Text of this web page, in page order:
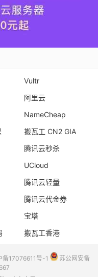
Vultr
阿里云
NameCheap
搬瓦工 CN2 GIA
腾讯云秒杀
UCloud
腾讯云轻量
腾讯云代金券
宝塔
搬瓦工香港
17076611号-1
苏公网安备